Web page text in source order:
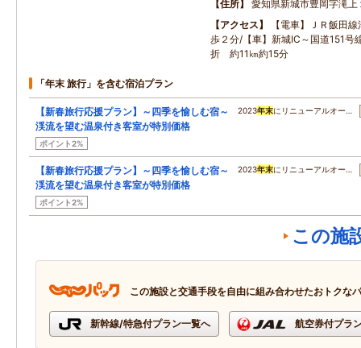
住所
愛知県新城市豊岡字滝
アクセス
【電車】ＪＲ飯田
歩２分/【車】新城IC～国道151号
折 約11㎞約15分
「年末 旅行」を含む宿泊プラン
【新春旅行応援プラン】～四季を愉しむ宿～
渓流を望む温泉付き客室が特別価格
ポイント2%
2023年末にリニューアルオー…
【新春旅行応援プラン】～四季を愉しむ宿～
渓流を望む温泉付き客室が特別価格
ポイント2%
2023年末にリニューアルオー…
この施
この施設と交通手段を自由に組み合わせたおトクな
新幹線/特急付プラン一覧へ 航空券付プラ